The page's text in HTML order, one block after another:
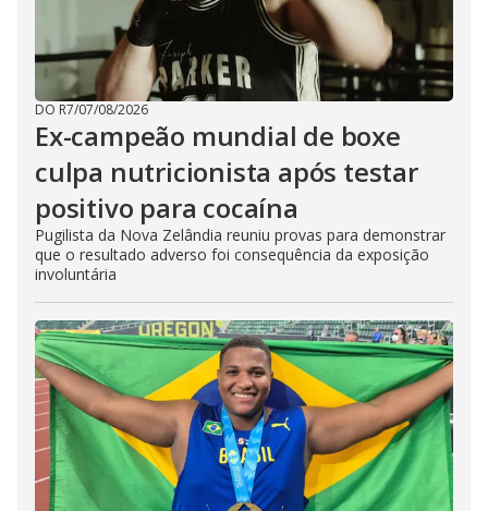
DO R7/07/08/2026
Ex-campeão mundial de boxe
culpa nutricionista após testar
positivo para cocaína
Pugilista da Nova Zelândia reuniu provas para demonstrar
que o resultado adverso foi consequência da exposição
involuntária